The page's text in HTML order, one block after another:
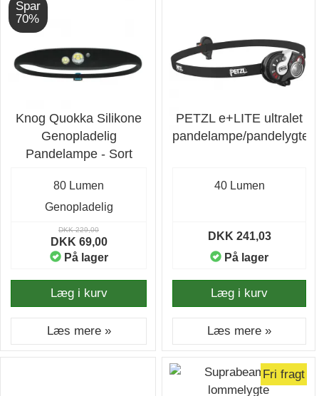
Spar
70%
Knog Quokka Silikone
Genopladelig
Pandelampe - Sort
80 Lumen
Genopladelig
DKK 229,00
DKK 69,00
På lager
Læg i kurv
Læs mere »
PETZL e+LITE ultralet
pandelampe/pandelygte
40 Lumen
DKK 241,03
På lager
Læg i kurv
Læs mere »
Fri fragt